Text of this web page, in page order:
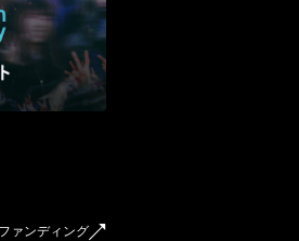
ァンディング